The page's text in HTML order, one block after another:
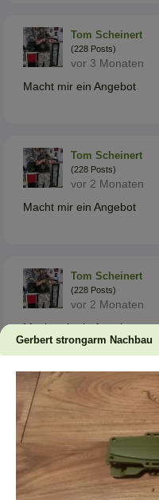
Gerbert strongarm Nachbau
Tom Scheinert
(228 Posts)
vor 3 Monaten
Macht mir ein Angebot
Tom Scheinert
(228 Posts)
vor 2 Monaten
Macht mir ein Angebot
Tom Scheinert
(228 Posts)
vor 2 Monaten
Macht mir ein Angebot
Tom Scheinert
(228 Posts)
vor 1 Monat